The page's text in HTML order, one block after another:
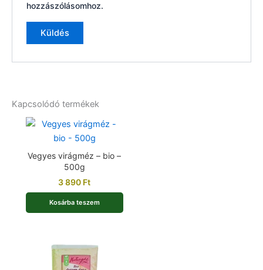
hozzászólásomhoz.
Kapcsolódó termékek
Vegyes virágméz – bio –
500g
3 890 Ft
Kosárba teszem